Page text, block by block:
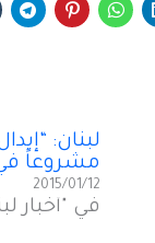
مشروعاً في
2015/01/12
في "أخبار